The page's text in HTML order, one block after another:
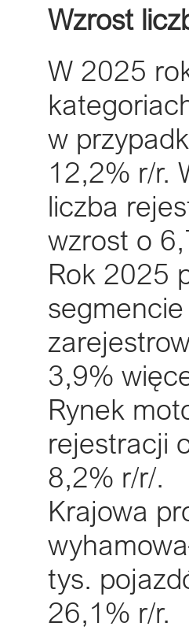
Wzrost
W 2025
w
12,2% r/r.
liczba
wzrost o
Rok 2025
3,9%
Rynek
rejestracji
8,2% r/r/.
Krajowa
tys.
26,1% r/r.